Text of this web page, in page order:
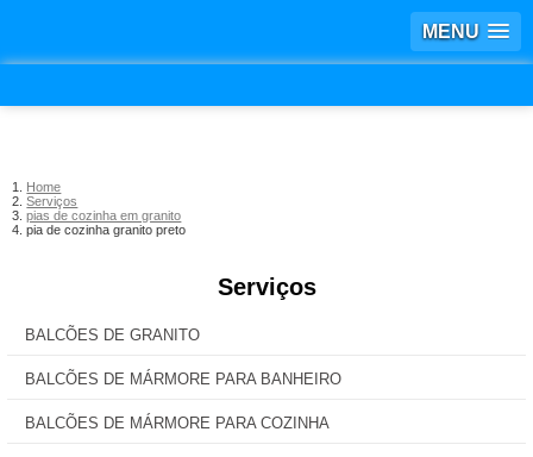
MENU
Home
Serviços
pias de cozinha em granito
pia de cozinha granito preto
Serviços
BALCÕES DE GRANITO
BALCÕES DE MÁRMORE PARA BANHEIRO
BALCÕES DE MÁRMORE PARA COZINHA